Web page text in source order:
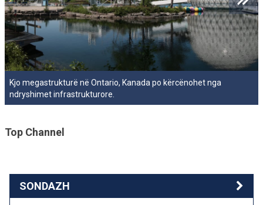
Kjo megastrukturë në Ontario, Kanada po kërcënohet nga
ndryshimet infrastrukturore.
Top Channel
SONDAZH